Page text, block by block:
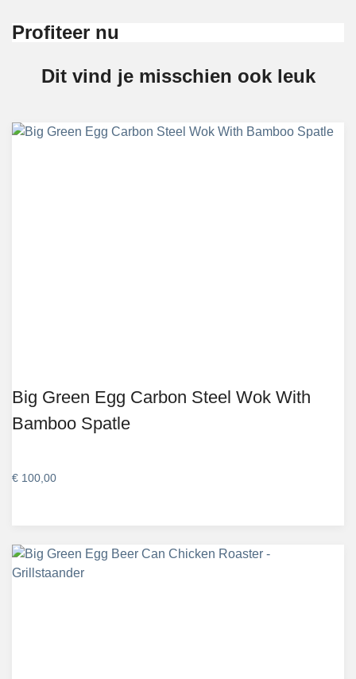
Profiteer nu
Dit vind je misschien ook leuk
Big Green Egg Carbon Steel Wok With
Bamboo Spatle
€ 100,00